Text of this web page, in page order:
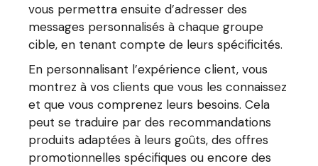
vous permettra ensuite d’adresser des
messages personnalisés à chaque groupe
cible, en tenant compte de leurs spécificités.
En personnalisant l’expérience client, vous
montrez à vos clients que vous les connaissez
et que vous comprenez leurs besoins. Cela
peut se traduire par des recommandations
produits adaptées à leurs goûts, des offres
promotionnelles spécifiques ou encore des